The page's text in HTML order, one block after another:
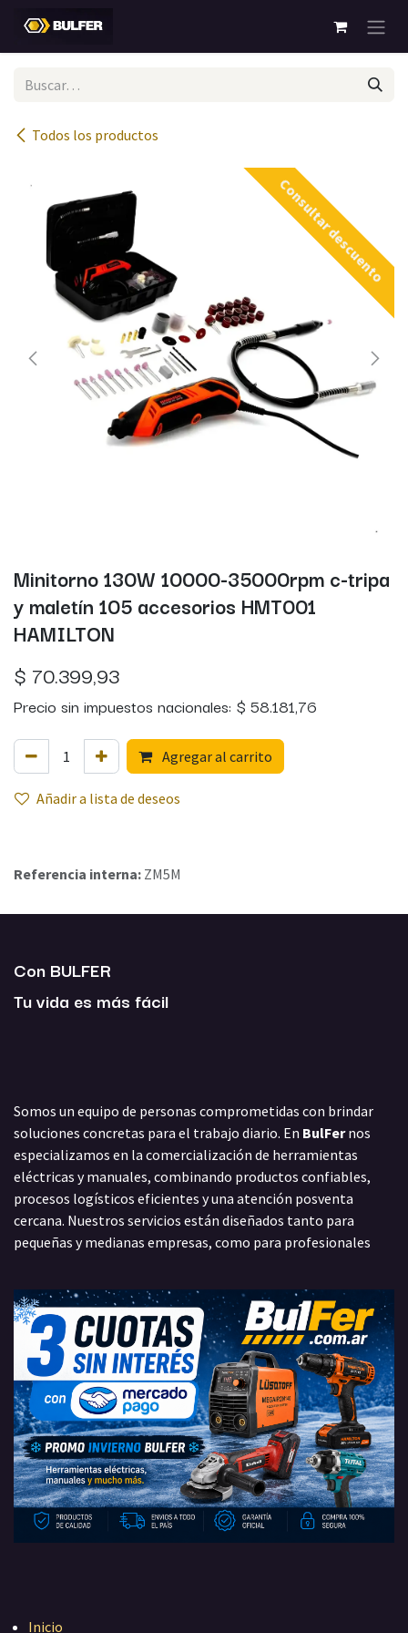
Todos los productos
Consultar descuento
Minitorno 130W 10000-35000rpm c-tripa
y maletín 105 accesorios HMT001
HAMILTON
$ 70.399,93
Precio sin impuestos nacionales: $ 58.181,76
Agregar al carrito
Añadir a lista de deseos
Referencia interna: ZM5M
Con BULFER
Tu vida es más fácil
Somos un equipo de personas comprometidas con brindar
soluciones concretas para el trabajo diario. En BulFernos
especializamos en la comercialización de herramientas
eléctricas y manuales, combinando productos confiables,
procesos logísticos eficientes y una atención posventa
cercana. Nuestros servicios están diseñados tanto para
pequeñas y medianas empresas, como para profesionales
Inicio